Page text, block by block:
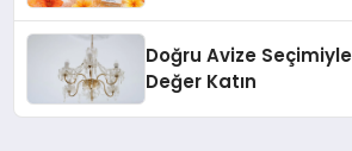
Doğru Avize
Değer Katın